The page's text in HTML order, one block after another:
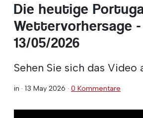
Die heutige
Wettervorhersage -
13/05/2026
Sehen Sie sich das Video
in · 13 May 2026 · 0 Kommentare